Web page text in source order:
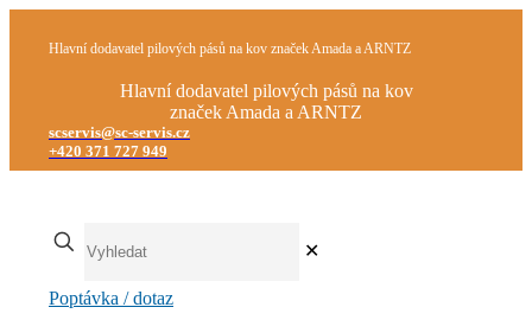
Hlavní dodavatel pilových pásů na kov značek Amada a ARNTZ
Hlavní dodavatel pilových pásů na kov
značek Amada a ARNTZ
scservis@sc-servis.cz
+420 371 727 949
✕
Poptávka / dotaz